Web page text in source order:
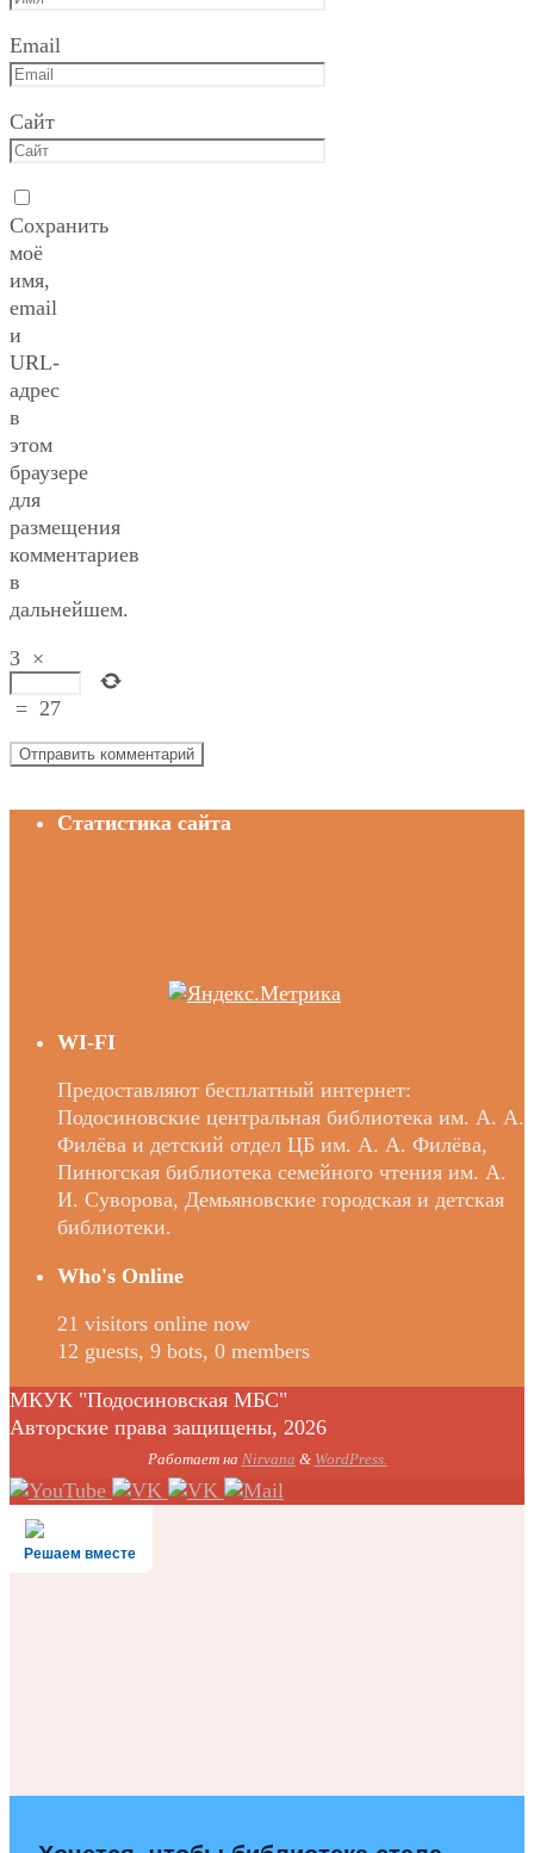
Email
Сайт
Сохранить
моё
имя,
email
и
URL-
адрес
в
этом
браузере
для
размещения
комментариев
в
дальнейшем.
3 ×
= 27
Статистика сайта
WI-FI
Предоставляют бесплатный интернет:
Подосиновские центральная библиотека им. А. А.
Филёва и детский отдел ЦБ им. А. А. Филёва,
Пинюгская библиотека семейного чтения им. А.
И. Суворова, Демьяновские городская и детская
библиотеки.
Who's Online
21 visitors online now
12 guests, 9 bots, 0 members
МКУК "Подосиновская МБС"
Авторские права защищены, 2026
Работает на Nirvana & WordPress.
Решаем вместе